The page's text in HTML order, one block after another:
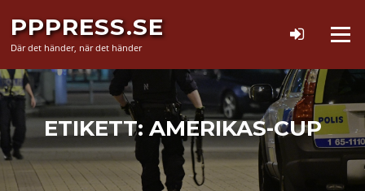
innehåll
PPPRESS.SE
Där det händer, när det händer
Meny
ETIKETT: AMERIKAS-CUP